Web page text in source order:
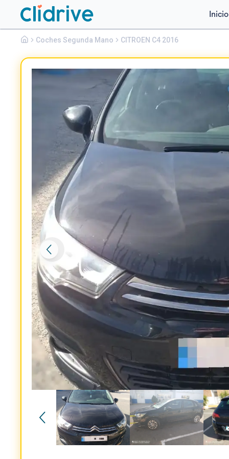
Inicio
Coches Segunda Mano CITROEN C4 2016
CitroenC4
BLUEHDI 100 LIVE EDITION